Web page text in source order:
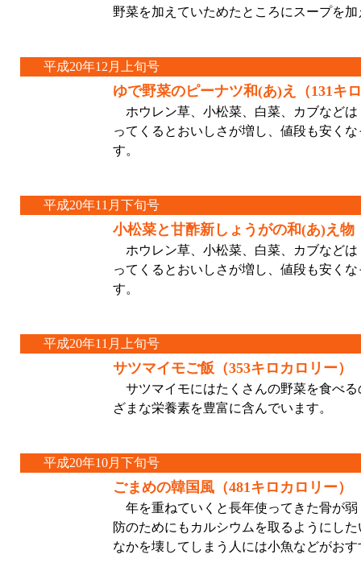
野菜を加えていためたところにスープを
平成20年12月上旬号
ゆで野菜のピーナツ和(あ)え（131キ
ホウレン草、小松菜、白菜、カブなど
ってくるとおいしさが増し、値段も安く
す。
平成20年11月下旬号
小松菜と甘酢新しょうがの和(あ)え物
ホウレン草、小松菜、白菜、カブなど
ってくるとおいしさが増し、値段も安く
す。
平成20年11月上旬号
サツマイモご飯（353キロカロリー）
サツマイモにはたくさんの野菜を食べ
ざまな栄養素を豊富に含んでいます。
平成20年10月下旬号
ごまめの韓国風（481キロカロリー）
年を重ねていくと長年使ってきた骨が
防のためにもカルシウムを取るようにし
なかを壊してしまう人には小魚などがお